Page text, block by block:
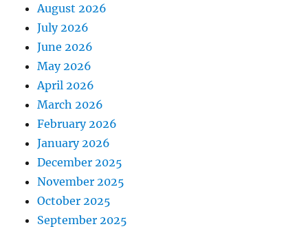
August 2026
July 2026
June 2026
May 2026
April 2026
March 2026
February 2026
January 2026
December 2025
November 2025
October 2025
September 2025